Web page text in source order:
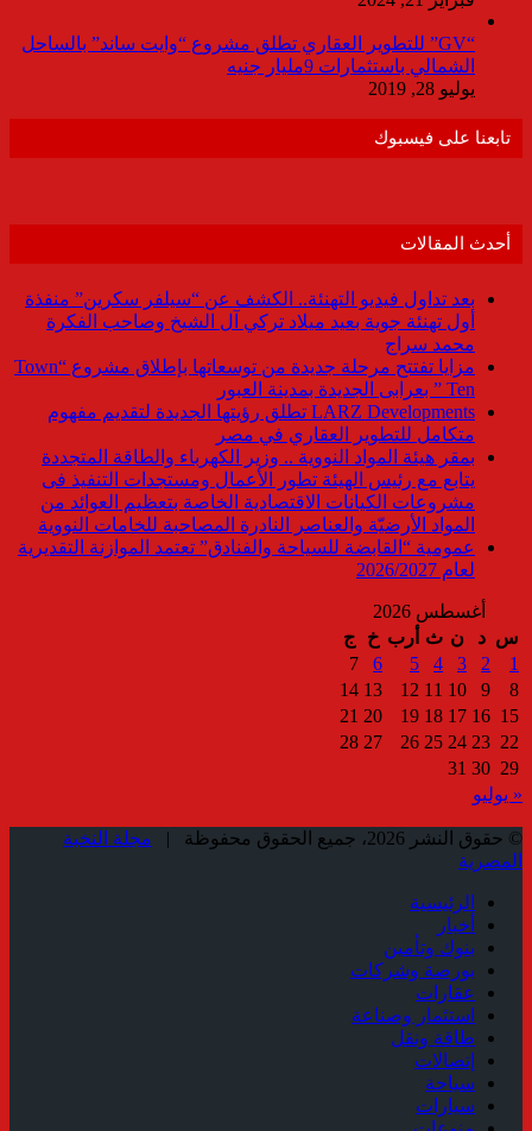
“GV” للتطوير العقاري تطلق مشروع “وايت ساند” بالساحل
الشمالي باستثمارات 9مليار جنيه
يوليو 28, 2019
تابعنا على فيسبوك
أحدث المقالات
بعد تداول فيديو التهنئة.. الكشف عن “سيلفر سكرين” منفذة
أول تهنئة جوية بعيد ميلاد تركي آل الشيخ وصاحب الفكرة
محمد سراج
مزايا تفتتح مرحلة جديدة من توسعاتها بإطلاق مشروع “Town
Ten ” بعرابى الجديدة بمدينة العبور
LARZ Developments تطلق رؤيتها الجديدة لتقديم مفهوم
متكامل للتطوير العقاري في مصر
بمقر هيئة المواد النووية .. وزير الكهرباء والطاقة المتجددة
يتابع مع رئيس الهيئة تطور الأعمال ومستجدات التنفيذ فى
مشروعات الكيانات الاقتصادية الخاصة بتعظيم العوائد من
المواد الأرضيّة والعناصر النادرة المصاحبة للخامات النووية
عمومية “القابضة للسياحة والفنادق” تعتمد الموازنة التقديرية
لعام 2026/2027
أغسطس 2026
س د ن ث أرب خ
ج
1
2
3
4
5
6
7
8
9
10
11
12
13
14
15
16
17
18
19
20
21
22
23
24
25
26
27
28
29
30
31
« يوليو
© حقوق النشر 2026، جميع الحقوق محفوظة |
مجلة النخبة
المصرية
الرئيسية
أخبار
بنوك وتأمين
بورصة وشركات
عقارات
استثمار وصناعة
طاقة ونقل
إتصالات
سياحة
سيارات